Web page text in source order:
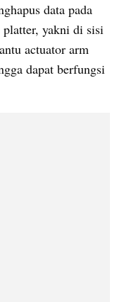
data pada
platter, yakni di sisi
actuator arm
dapat berfungsi